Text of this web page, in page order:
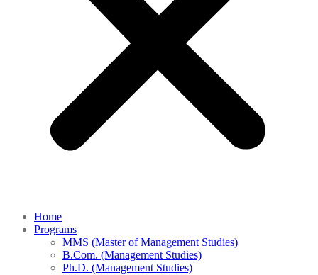
Home
Programs
MMS (Master of Management Studies)
B.Com. (Management Studies)
Ph.D. (Management Studies)